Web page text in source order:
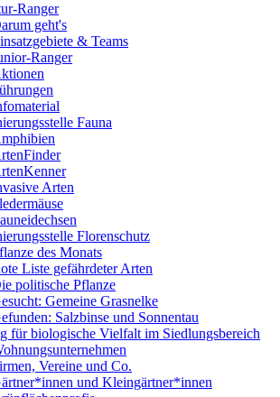
Ranger
geht's
& Teams
Ranger
Fauna
Arten
Florenschutz
des Monats
Liste gefährdeter Arten
politische Pflanze
Gemeine Grasnelke
Salzbinse und Sonnentau
für biologische Vielfalt im Siedlungsbereich
Vereine und Co.
und Kleingärtner*innen